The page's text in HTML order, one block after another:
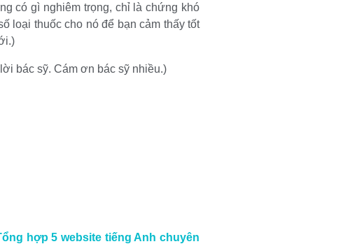
có gì nghiêm trọng, chỉ là chứng khó
loại thuốc cho nó để bạn cảm thấy tốt
bác sỹ. Cám ơn bác sỹ nhiều.)
hợp 5 website tiếng Anh chuyên